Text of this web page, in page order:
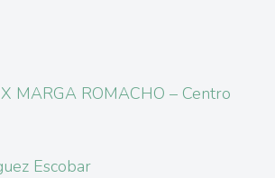
MARGA ROMACHO – Centro
Escobar